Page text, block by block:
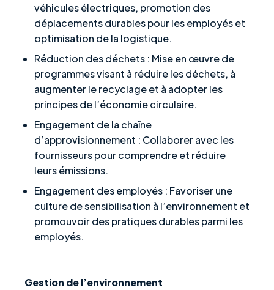
véhicules électriques, promotion des
déplacements durables pour les employés et
optimisation de la logistique.
Réduction des déchets : Mise en œuvre de
programmes visant à réduire les déchets, à
augmenter le recyclage et à adopter les
principes de l’économie circulaire.
Engagement de la chaîne
d’approvisionnement : Collaborer avec les
fournisseurs pour comprendre et réduire
leurs émissions.
Engagement des employés : Favoriser une
culture de sensibilisation à l’environnement et
promouvoir des pratiques durables parmi les
employés.
Gestion de l’environnement